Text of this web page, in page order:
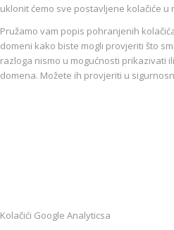
uklonit ćemo sve postavljene kolačiće u
Pružamo vam popis pohranjenih
domeni kako biste mogli provjeriti što
razloga nismo u mogućnosti prikazivati
domena. Možete ih provjeriti u
Kolačići Google Analyticsa